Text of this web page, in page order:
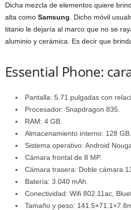
Dicha mezcla de elementos quiere
alta como Samsung . Dicho móvil
titanio le dejaría al marco que no se
aluminio y cerámica. Es decir que
Essential Phone:
Pantalla: 5.71 pulgadas con
Procesador: Snapdragon 835.
RAM: 4 GB.
Almacenamiento interno: 128 GB.
Sistema operativo: Android
Cámara frontal de 8 MP.
Cámara trasera: Doble cámara
Batería: 3.040 mAh.
Conectividad: Wifi 802.11ac,
Tamaño y peso: